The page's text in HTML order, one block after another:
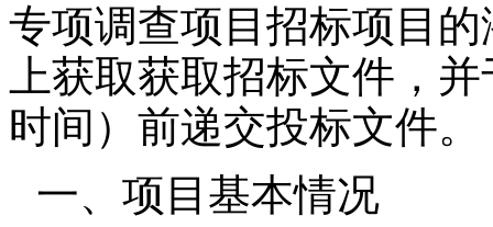
专项调查项目招标项目
上获取获取招标文件，
时间）前递交投标文件。
一、项目基本情况